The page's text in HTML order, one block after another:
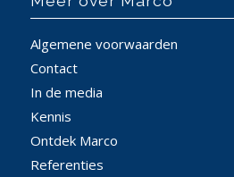
Algemene voorwaarden
Contact
In de media
Kennis
Ontdek Marco
Referenties